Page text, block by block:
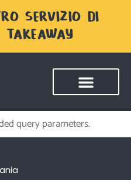
SERVIZIO DI
query parameters.